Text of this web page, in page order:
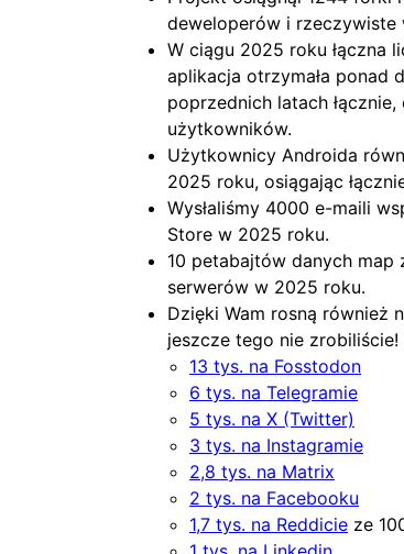
deweloperów i rzeczywiste
W ciągu 2025 roku łączna
aplikacja otrzymała ponad
poprzednich latach
użytkowników.
Użytkownicy Androida
2025 roku, osiągając
Wysłaliśmy 4000 e-maili
Store w 2025 roku.
10 petabajtów danych map
serwerów w 2025 roku.
Dzięki Wam rosną również
jeszcze tego nie zrobiliście!
13 tys. na Fosstodon
6 tys. na Telegramie
5 tys. na X (Twitter)
3 tys. na Instagramie
2,8 tys. na Matrix
2 tys. na Facebooku
1,7 tys. na Reddicie ze